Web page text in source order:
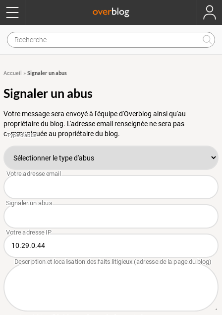
Accueil » Signaler un abus
Signaler un abus
Votre message sera envoyé à l'équipe d'Overblog ainsi qu'au
propriétaire du blog. L'adresse email renseignée ne sera pas
communiquée au propriétaire du blog.